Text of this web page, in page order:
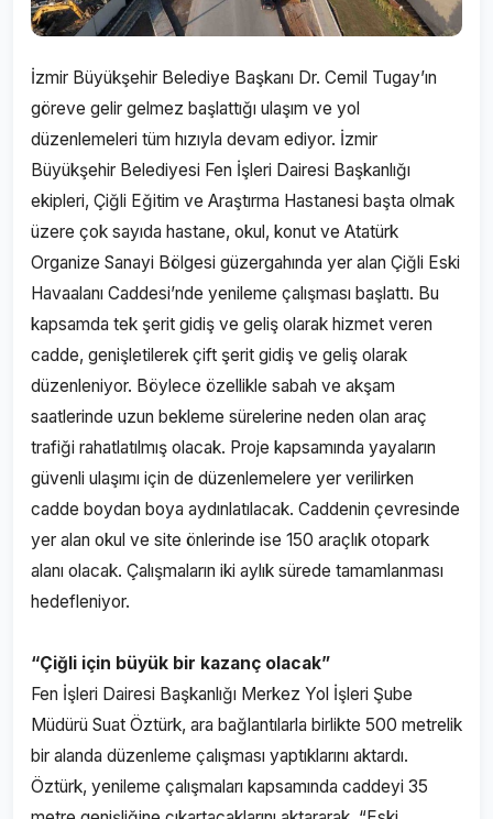
İzmir Büyükşehir Belediye Başkanı Dr. Cemil Tugay’ın
göreve gelir gelmez başlattığı ulaşım ve yol
düzenlemeleri tüm hızıyla devam ediyor. İzmir
Büyükşehir Belediyesi Fen İşleri Dairesi Başkanlığı
ekipleri, Çiğli Eğitim ve Araştırma Hastanesi başta olmak
üzere çok sayıda hastane, okul, konut ve Atatürk
Organize Sanayi Bölgesi güzergahında yer alan Çiğli Eski
Havaalanı Caddesi’nde yenileme çalışması başlattı. Bu
kapsamda tek şerit gidiş ve geliş olarak hizmet veren
cadde, genişletilerek çift şerit gidiş ve geliş olarak
düzenleniyor. Böylece özellikle sabah ve akşam
saatlerinde uzun bekleme sürelerine neden olan araç
trafiği rahatlatılmış olacak. Proje kapsamında yayaların
güvenli ulaşımı için de düzenlemelere yer verilirken
cadde boydan boya aydınlatılacak. Caddenin çevresinde
yer alan okul ve site önlerinde ise 150 araçlık otopark
alanı olacak. Çalışmaların iki aylık sürede tamamlanması
hedefleniyor.
“Çiğli için büyük bir kazanç olacak”
Fen İşleri Dairesi Başkanlığı Merkez Yol İşleri Şube
Müdürü Suat Öztürk, ara bağlantılarla birlikte 500 metrelik
bir alanda düzenleme çalışması yaptıklarını aktardı.
Öztürk, yenileme çalışmaları kapsamında caddeyi 35